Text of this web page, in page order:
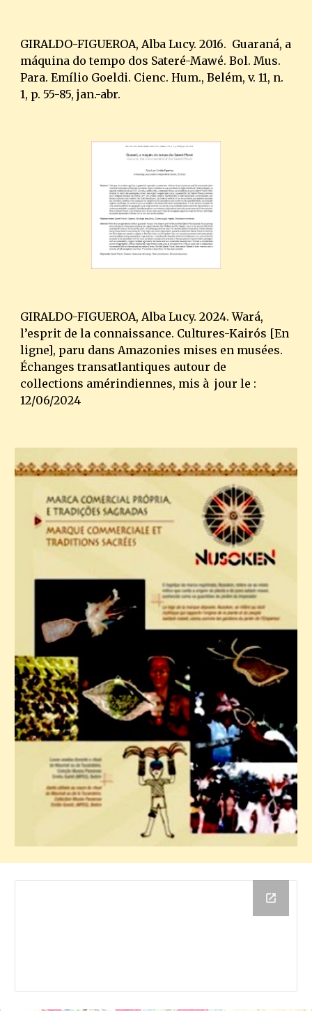
GIRALDO-FIGUEROA, Alba Lucy. 2016. Guaraná, a
máquina do tempo dos Sateré-Mawé. Bol. Mus.
Para. Emílio Goeldi. Cienc. Hum., Belém, v. 11, n.
1, p. 55-85, jan.-abr.
GIRALDO-FIGUEROA, Alba Lucy. 2024. Wará,
l’esprit de la connaissance. Cultures-Kairós [En
ligne], paru dans Amazonies mises en musées.
Échanges transatlantiques autour de
collections amérindiennes, mis à jour le :
12/06/2024